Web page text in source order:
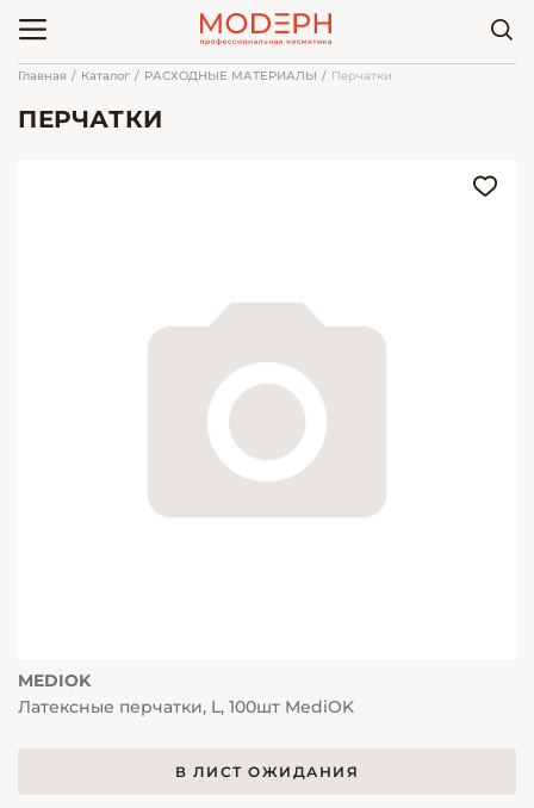
Главная Каталог РАСХОДНЫЕ МАТЕРИАЛЫ Перчатки
ПЕРЧАТКИ
MEDIOK
Латексные перчатки, L, 100шт MediOK
В ЛИСТ ОЖИДАНИЯ